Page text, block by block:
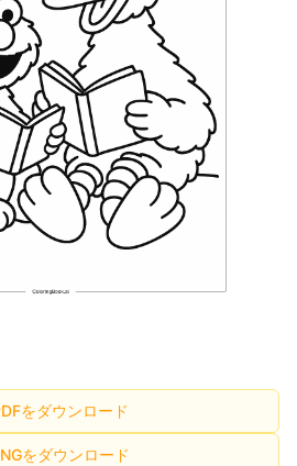
をダウンロード
をダウンロード